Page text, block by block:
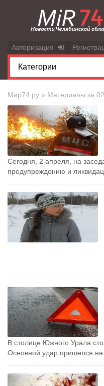
Авторизация
Мир74.ру » Материалы за
Сегодня, 2 апреля, на
предупреждению и
В столице Южного Урала
Основной удар пришелся на